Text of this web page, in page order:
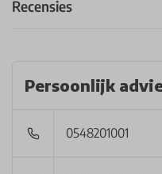
Recensies
Persoonlijk
0548201001